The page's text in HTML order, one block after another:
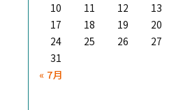
« 7月
10
11 12 13
17
18 19 20
24
25 26 27
31